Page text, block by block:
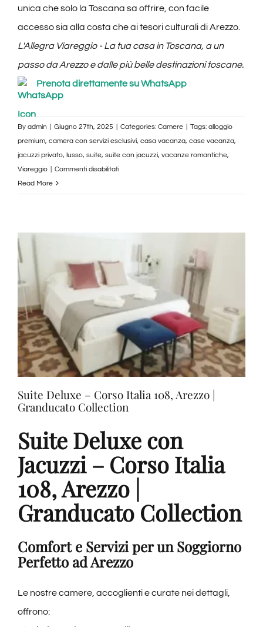
unica che solo la Toscana sa offrire, con facile
accesso sia alla costa che ai tesori culturali di Arezzo.
L'Allegra Viareggio - La tua casa in Toscana, a un
passo da Arezzo e dalle più belle destinazioni toscane.
Prenota direttamente su WhatsApp
By admin Giugno 27th, 2025 Categories: Camere Tags: alloggio
premium, camera con servizi esclusivi, casa vacanza, case vacanza,
jacuzzi privato, lusso, suite, suite con jacuzzi, vacanze romantiche,
Viareggio
Commenti disabilitatisu
con
Viareggio,
Città
Granducato
Collection
Read More
Suite Deluxe – Corso Italia 108, Arezzo |
Granducato Collection
Suite Deluxe con
Jacuzzi – Corso Italia
108, Arezzo |
Granducato Collection
Comfort e Servizi per un Soggiorno
Perfetto ad Arezzo
Le nostre camere, accoglienti e curate nei dettagli,
offrono: